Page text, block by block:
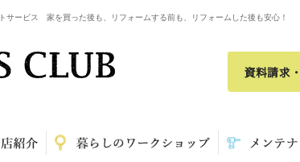
サービス 家を買った後も、リフォームする前も、リフォームした後も安心！